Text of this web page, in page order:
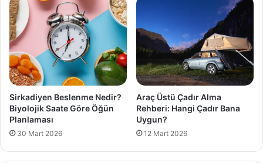
Sirkadiyen Beslenme Nedir?
Biyolojik Saate Göre Öğün
Planlaması
30 Mart 2026
Araç Üstü Çadır Alma
Rehberi: Hangi Çadır Bana
Uygun?
12 Mart 2026